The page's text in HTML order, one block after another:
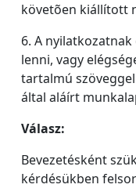
követõen kiállított
6. A
lenni, vagy
tartalmú
által aláírt
Válasz:
Bevezetésként
kérdésükben